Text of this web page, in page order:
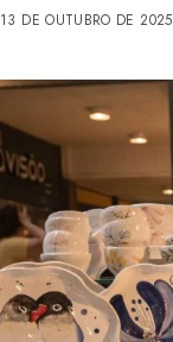
13 DE OUTUBRO DE 2025